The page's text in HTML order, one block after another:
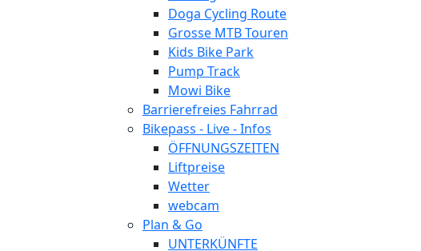
Doga Cycling Route
Grosse MTB Touren
Kids Bike Park
Pump Track
Mowi Bike
Barrierefreies Fahrrad
Bikepass - Live - Infos
ÖFFNUNGSZEITEN
Liftpreise
Wetter
webcam
Plan & Go
UNTERKÜNFTE